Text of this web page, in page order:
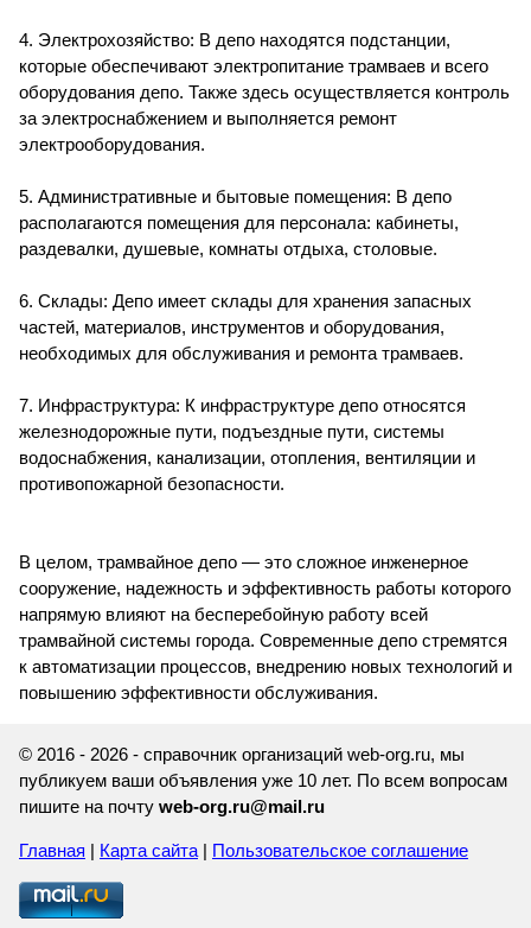
4. Электрохозяйство: В депо находятся подстанции,
которые обеспечивают электропитание трамваев и всего
оборудования депо. Также здесь осуществляется контроль
за электроснабжением и выполняется ремонт
электрооборудования.
5. Административные и бытовые помещения: В депо
располагаются помещения для персонала: кабинеты,
раздевалки, душевые, комнаты отдыха, столовые.
6. Склады: Депо имеет склады для хранения запасных
частей, материалов, инструментов и оборудования,
необходимых для обслуживания и ремонта трамваев.
7. Инфраструктура: К инфраструктуре депо относятся
железнодорожные пути, подъездные пути, системы
водоснабжения, канализации, отопления, вентиляции и
противопожарной безопасности.
В целом, трамвайное депо — это сложное инженерное
сооружение, надежность и эффективность работы которого
напрямую влияют на бесперебойную работу всей
трамвайной системы города. Современные депо стремятся
к автоматизации процессов, внедрению новых технологий и
повышению эффективности обслуживания.
© 2016 - 2026 - справочник организаций web-org.ru, мы
публикуем ваши объявления уже 10 лет. По всем вопросам
пишите на почту web-org.ru@mail.ru
Главная | Карта сайта| Пользовательское соглашение